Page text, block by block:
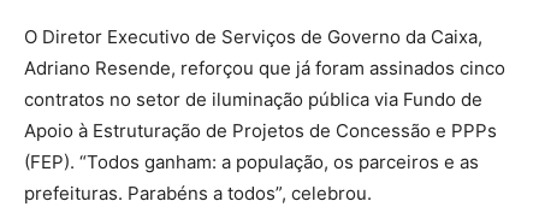
O Diretor Executivo de Serviços de Governo da Caixa,
Adriano Resende, reforçou que já foram assinados cinco
contratos no setor de iluminação pública via Fundo de
Apoio à Estruturação de Projetos de Concessão e PPPs
(FEP). “Todos ganham: a população, os parceiros e as
prefeituras. Parabéns a todos”, celebrou.